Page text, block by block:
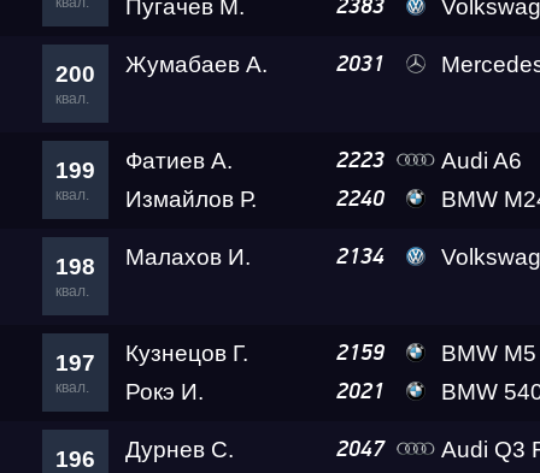
Пугачев М.
2383 Volkswagen Golf 7
200
квал.
Жумабаев А. 2031 Mercedes-
199
квал.
Фатиев А. 2223
Audi A6
Измайлов Р.
2240 BMW
198
квал.
Малахов И. 2134 Volkswagen
197
квал.
Кузнецов Г. 2159
BMW M5
Рокэ И.
2021 BMW 540i
196 Дурнев С. 2047 Audi Q3 RS